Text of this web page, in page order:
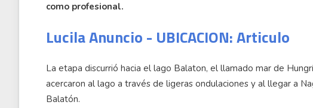
como profesional.
Lucila Anuncio - UBICACION: Articulo
La etapa discurrió hacia el lago Balaton, el llamado mar de
acercaron al lago a través de ligeras ondulaciones y al llegar a
Balatón.